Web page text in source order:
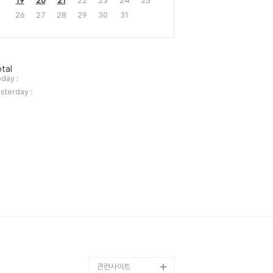
26
27 28 29 30 31
:
:
관련사이트